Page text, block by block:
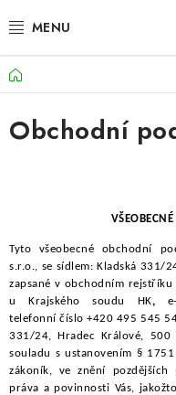
na
ZAHRADNÍ SESTAVY
ŽIDLE
LEHÁTKA
POLSTRY
DOPLŇKY
Domů
Obchodní
Tyto všeobecné obchodní
s.r.o. , se sídlem: Kladská 331/
zapsané v obchodním
u Krajského soudu HK,
telefonní číslo +420 495 545
331/24, Hradec Králové, 500
souladu s ustanovením §
zákoník, ve znění pozdějších
práva a povinnosti Vás,